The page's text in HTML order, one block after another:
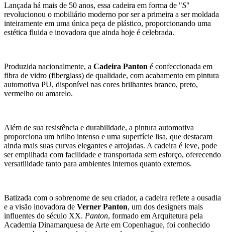
Lançada há mais de 50 anos, essa cadeira em forma de "S"
revolucionou o mobiliário moderno por ser a primeira a ser moldada
inteiramente em uma única peça de plástico, proporcionando uma
estética fluida e inovadora que ainda hoje é celebrada.
Produzida nacionalmente, a Cadeira Panton é confeccionada em
fibra de vidro (fiberglass) de qualidade, com acabamento em pintura
automotiva PU, disponível nas cores brilhantes branco, preto,
vermelho ou amarelo.
Além de sua resistência e durabilidade, a pintura automotiva
proporciona um brilho intenso e uma superfície lisa, que destacam
ainda mais suas curvas elegantes e arrojadas. A cadeira é leve, pode
ser empilhada com facilidade e transportada sem esforço, oferecendo
versatilidade tanto para ambientes internos quanto externos.
Batizada com o sobrenome de seu criador, a cadeira reflete a ousadia
e a visão inovadora de Verner Panton, um dos designers mais
influentes do século XX. Panton, formado em Arquitetura pela
Academia Dinamarquesa de Arte em Copenhague, foi conhecido